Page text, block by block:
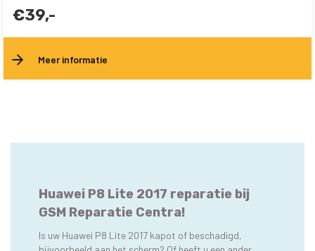
€39,-
Meer informatie
Huawei P8 Lite 2017 reparatie bij
GSM Reparatie Centra!
Is uw Huawei P8 Lite 2017 kapot of beschadigd,